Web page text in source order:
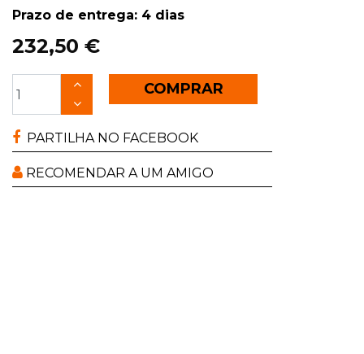
Prazo de entrega: 4 dias
232,50 €
COMPRAR
PARTILHA NO FACEBOOK
RECOMENDAR A UM AMIGO